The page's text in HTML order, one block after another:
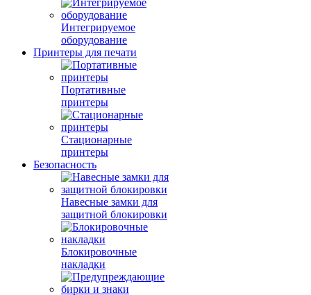
Интегрируемое
оборудование
Принтеры для печати
Портативные
принтеры
Стационарные
принтеры
Безопасность
Навесные замки для
защитной блокировки
Блокировочные
накладки